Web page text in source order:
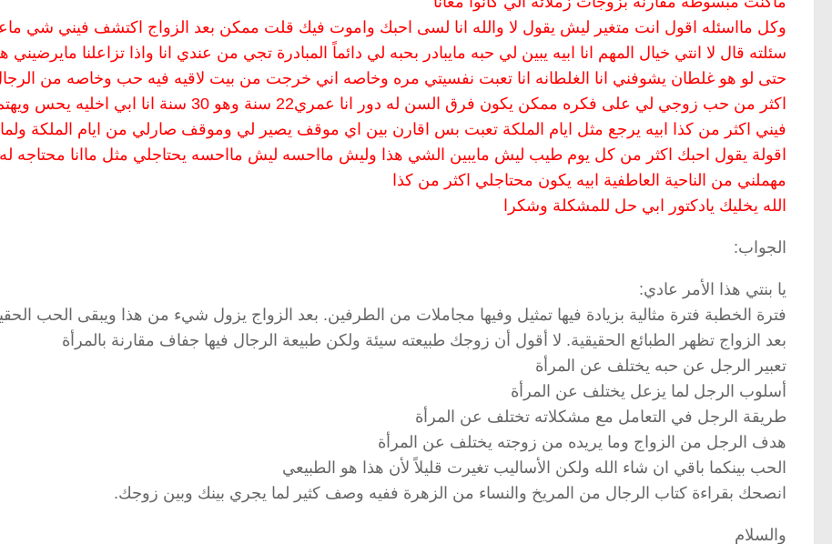
وكل مااسئله اقول انت متغير ليش يقول لا والله انا لسى احبك واموت فيك قلت ممكن بعد الزواج اكتشف فيني شي
سئلته قال لا انتي خيال المهم انا ابيه يبين لي حبه مايبادر بحبه لي دائماً المبادرة تجي من عندي انا واذا تزاعلنا مايرضيني
حتى لو هو غلطان يشوفني انا الغلطانه انا تعبت نفسيتي مره وخاصه اني خرجت من بيت لاقيه فيه حب وخاصه من
اكثر من حب زوجي لي على فكره ممكن يكون فرق السن له دور انا عمري22 سنة وهو 30 سنة انا ابي اخليه يحس
فيني اكثر من كذا ابيه يرجع مثل ايام الملكة تعبت بس اقارن بين اي موقف يصير لي وموقف صارلي من ايام الملكة ولما
اقولة يقول احبك اكثر من كل يوم طيب ليش مايبين الشي هذا وليش مااحسه ليش مااحسه يحتاجلي مثل ماانا محتاجه له
مهملني من الناحية العاطفية ابيه يكون محتاجلي اكثر من كذا
الله يخليك يادكتور ابي حل للمشكلة وشكرا
الجواب:
يا بنتي هذا الأمر عادي:
فترة الخطبة فترة مثالية بزيادة فيها تمثيل وفيها مجاملات من الطرفين. بعد الزواج يزول شيء من هذا ويبقى الحب
بعد الزواج تظهر الطبائع الحقيقية. لا أقول أن زوجك طبيعته سيئة ولكن طبيعة الرجال فيها جفاف مقارنة بالمرأة
تعبير الرجل عن حبه يختلف عن المرأة
أسلوب الرجل لما يزعل يختلف عن المرأة
طريقة الرجل في التعامل مع مشكلاته تختلف عن المرأة
هدف الرجل من الزواج وما يريده من زوجته يختلف عن المرأة
الحب بينكما باقي ان شاء الله ولكن الأساليب تغيرت قليلاً لأن هذا هو الطبيعي
انصحك بقراءة كتاب الرجال من المريخ والنساء من الزهرة ففيه وصف كثير لما يجري بينك وبين زوجك.
والسلام